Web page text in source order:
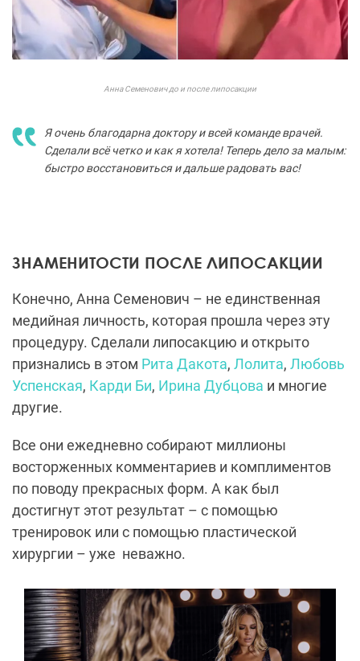
Анна Семенович до и после липосакции
Я очень благодарна доктору и всей команде врачей.
Сделали всё четко и как я хотела! Теперь дело за малым:
быстро восстановиться и дальше радовать вас!
ЗНАМЕНИТОСТИ ПОСЛЕ ЛИПОСАКЦИИ
Конечно, Анна Семенович – не единственная
медийная личность, которая прошла через эту
процедуру. Сделали липосакцию и открыто
признались в этом Рита Дакота, Лолита, Любовь
Успенская, Карди Би, Ирина Дубцова и многие
другие.
Все они ежедневно собирают миллионы
восторженных комментариев и комплиментов
по поводу прекрасных форм. А как был
достигнут этот результат – с помощью
тренировок или с помощью пластической
хирургии – уже неважно.